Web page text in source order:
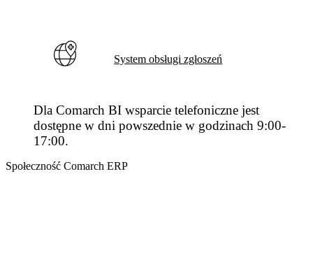
System obsługi zgłoszeń
Dla Comarch BI wsparcie telefoniczne jest
dostępne w dni powszednie w godzinach 9:00-
17:00.
Społeczność Comarch ERP